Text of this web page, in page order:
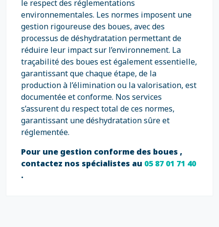
le respect des réglementations
environnementales. Les normes imposent une
gestion rigoureuse des boues, avec des
processus de déshydratation permettant de
réduire leur impact sur l’environnement. La
traçabilité des boues est également essentielle,
garantissant que chaque étape, de la
production à l’élimination ou la valorisation, est
documentée et conforme. Nos services
s’assurent du respect total de ces normes,
garantissant une déshydratation sûre et
réglementée.
Pour une gestion conforme des boues ,
contactez nos spécialistes au 05 87 01 71 40
.